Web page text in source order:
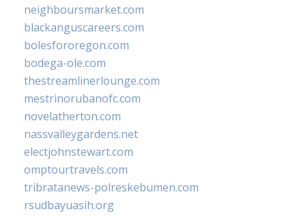
neighboursmarket.com
blackanguscareers.com
bolesfororegon.com
bodega-ole.com
thestreamlinerlounge.com
mestrinorubanofc.com
novelatherton.com
nassvalleygardens.net
electjohnstewart.com
omptourtravels.com
tribratanews-polreskebumen.com
rsudbayuasih.org